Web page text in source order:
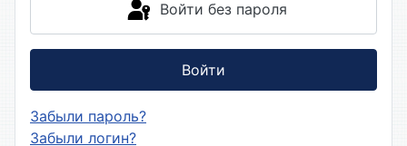
Войти без пароля
Войти
Забыли пароль?
Забыли логин?